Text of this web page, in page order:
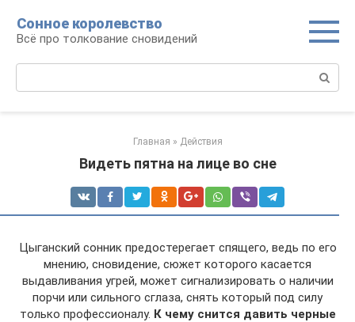
контенту
Сонное королевство
Всё про толкование сновидений
Главная » Действия
Видеть пятна на лице во сне
Цыганский сонник предостерегает спящего, ведь по его
мнению, сновидение, сюжет которого касается
выдавливания угрей, может сигнализировать о наличии
порчи или сильного сглаза, снять который под силу
только профессионалу. К чему снится давить черные